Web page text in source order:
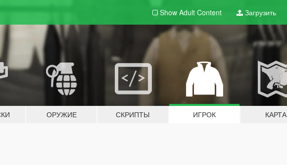
Show Adult Content Загрузить
ОРУЖИЕ СКРИПТЫ ИГРОК КАРТА